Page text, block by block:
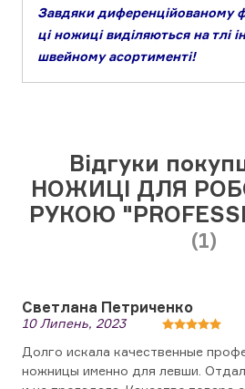
Завдяки диференційованому
ці ножиці виділяються на тлі
швейному асортименті!
Відгуки
НОЖИЦІ ДЛЯ
РУКОЮ
(1)
Светлана Петриченко
10 Липень, 2023
Долго искала качественные
ножницы именно для левши.